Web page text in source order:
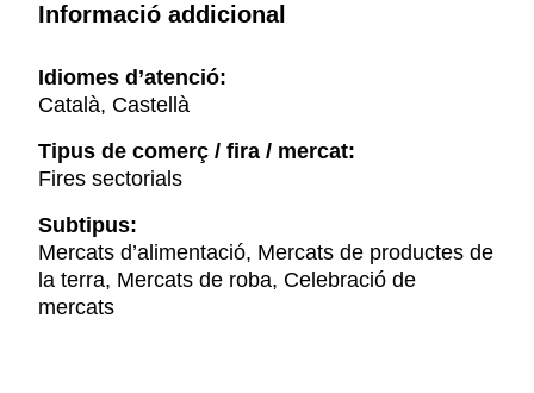
Informació addicional
Idiomes d’atenció:
Català, Castellà
Tipus de comerç / fira / mercat:
Fires sectorials
Subtipus:
Mercats d’alimentació, Mercats de productes de
la terra, Mercats de roba, Celebració de
mercats